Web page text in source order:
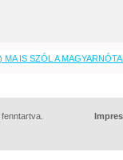
MA IS SZÓL A